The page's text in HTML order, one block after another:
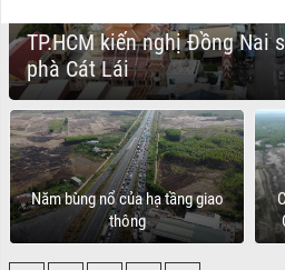
TP.HCM kiến nghị Đồng Nai
phà Cát Lái
Năm bùng nổ của hạ tầng giao
thông